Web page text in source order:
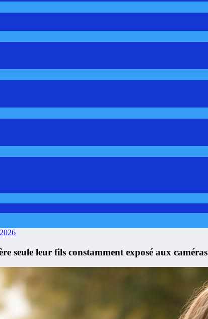
seule leur fils constamment exposé aux caméras